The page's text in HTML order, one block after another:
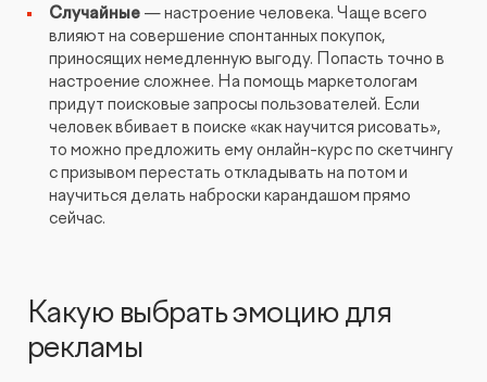
Случайные — настроение человека. Чаще всего
влияют на совершение спонтанных покупок,
приносящих немедленную выгоду. Попасть точно в
настроение сложнее. На помощь маркетологам
придут поисковые запросы пользователей. Если
человек вбивает в поиске «как научится рисовать»,
то можно предложить ему онлайн-курс по скетчингу
с призывом перестать откладывать на потом и
научиться делать наброски карандашом прямо
сейчас.
Какую выбрать эмоцию для
рекламы